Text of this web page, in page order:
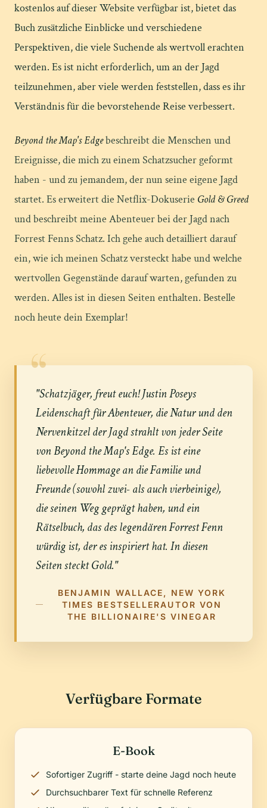
kostenlos auf dieser Website verfügbar ist, bietet das
Buch zusätzliche Einblicke und verschiedene
Perspektiven, die viele Suchende als wertvoll erachten
werden. Es ist nicht erforderlich, um an der Jagd
teilzunehmen, aber viele werden feststellen, dass es ihr
Verständnis für die bevorstehende Reise verbessert.
Beyond the Map's Edgebeschreibt die Menschen und
Ereignisse, die mich zu einem Schatzsucher geformt
haben - und zu jemandem, der nun seine eigene Jagd
startet. Es erweitert die Netflix-Dokuserie Gold & Greed
und beschreibt meine Abenteuer bei der Jagd nach
Forrest Fenns Schatz. Ich gehe auch detailliert darauf
ein, wie ich meinen Schatz versteckt habe und welche
wertvollen Gegenstände darauf warten, gefunden zu
werden. Alles ist in diesen Seiten enthalten. Bestelle
noch heute dein Exemplar!
“
"Schatzjäger, freut euch! Justin Poseys
Leidenschaft für Abenteuer, die Natur und den
Nervenkitzel der Jagd strahlt von jeder Seite
vonBeyond the Map's Edge. Es ist eine
liebevolle Hommage an die Familie und
Freunde (sowohl zwei- als auch vierbeinige),
die seinen Weg geprägt haben, und ein
Rätselbuch, das des legendären Forrest Fenn
würdig ist, der es inspiriert hat. In diesen
Seiten steckt Gold."
BENJAMIN WALLACE, NEW YORK
TIMES BESTSELLERAUTOR VON
THE BILLIONAIRE'S VINEGAR
Verfügbare Formate
E-Book
Sofortiger Zugriff - starte deine Jagd noch heute
Durchsuchbarer Text für schnelle Referenz